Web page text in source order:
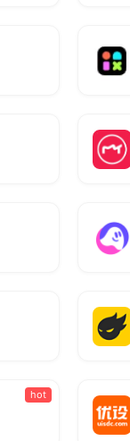
hot